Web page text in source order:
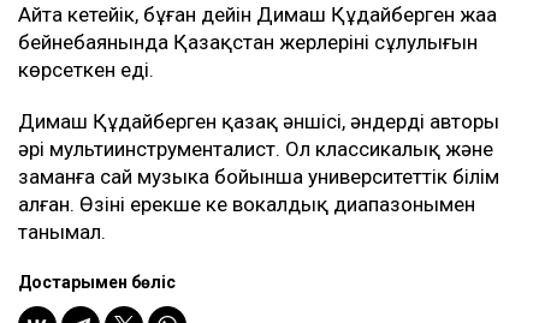
Айта кетейік, бұған дейін Димаш Құдайберген жаңа
бейнебаянында Қазақстан жерлерінің сұлулығын
көрсеткен еді.
Димаш Құдайберген қазақ әншісі, әндердің авторы
әрі мультиинструменталист. Ол классикалық және
заманға сай музыка бойынша университеттік білім
алған. Өзінің ерекше кең вокалдық диапазонымен
танымал.
Достарыңмен бөліс